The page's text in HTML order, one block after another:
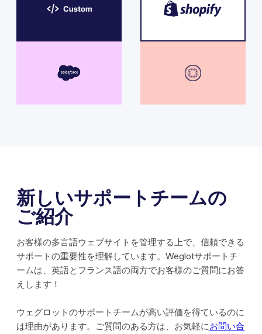
新しいサポートチームの
ご紹介
お客様の多言語ウェブサイトを管理する上で、信頼できる
サポートの重要性を理解しています。Weglotサポートチ
ームは、英語とフランス語の両方でお客様のご質問にお答
えします！
ウェグロットのサポートチームが高い評価を得ているのに
は理由があります。ご質問のある方は、お気軽にお問い合